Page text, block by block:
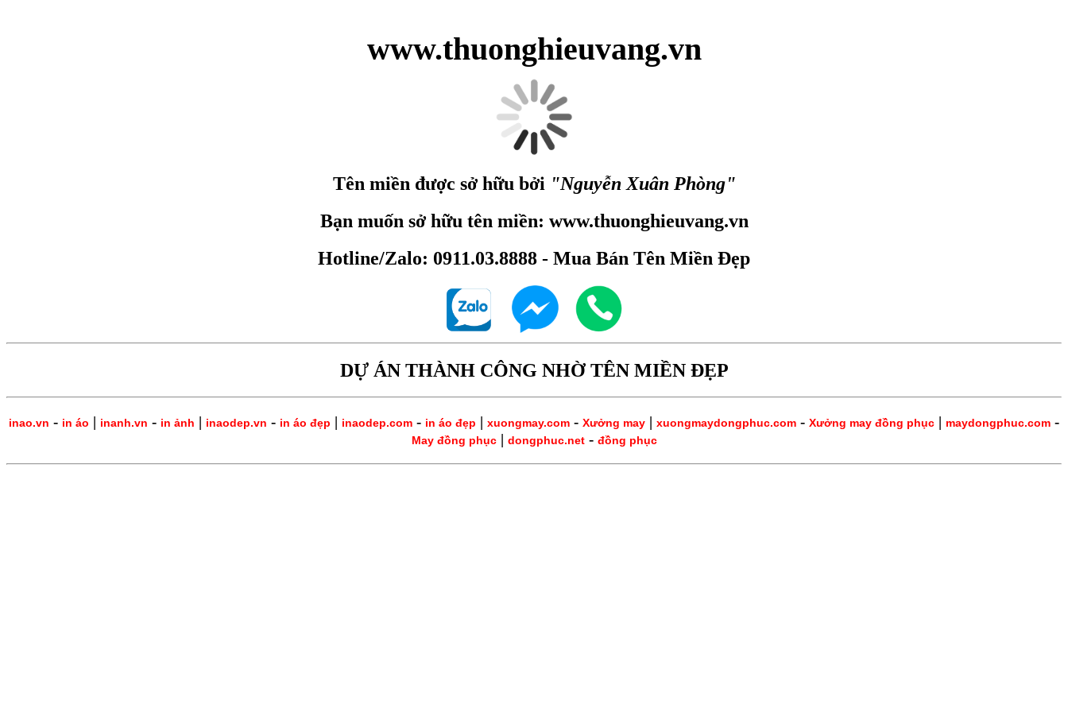
www.thuonghieuvang.vn
Tên miền được sở hữu bởi "Nguyễn Xuân Phòng"
Bạn muốn sở hữu tên miền: www.thuonghieuvang.vn
Hotline/Zalo: 0911.03.8888 - Mua Bán Tên Miền Đẹp
DỰ ÁN THÀNH CÔNG NHỜ TÊN MIỀN ĐẸP
inao.vn - in áo | inanh.vn - in ảnh | inaodep.vn - in áo đẹp | inaodep.com - in áo đẹp | xuongmay.com - Xưởng may | xuongmaydongphuc.com - Xưởng may đồng phục | maydongphuc.com -
May đồng phục| dongphuc.net- đồng phục